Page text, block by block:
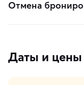
Отмена
Даты и цены